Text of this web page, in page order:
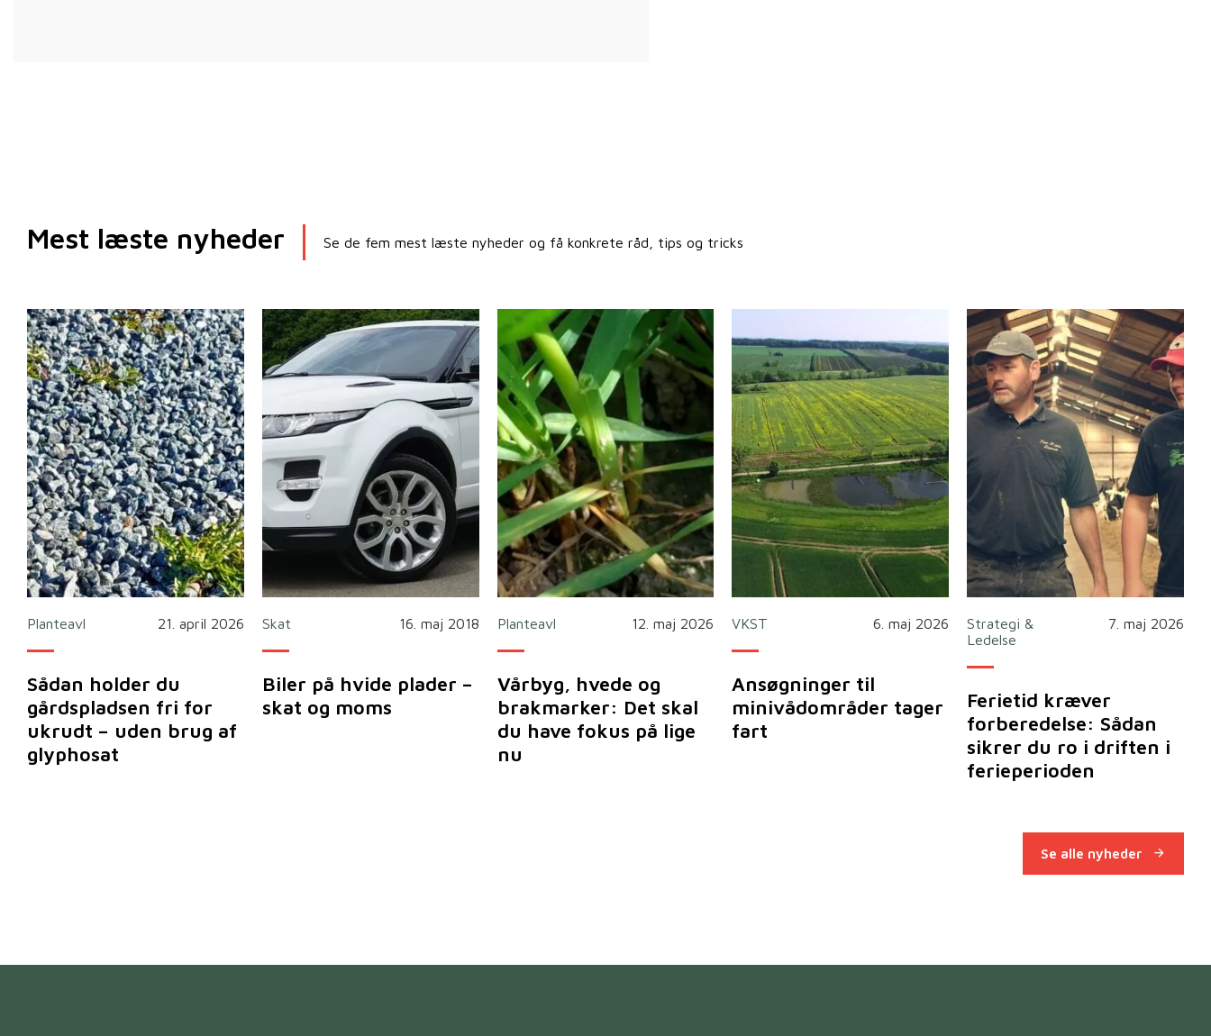
Mest læste nyheder Se de fem mest læste nyheder og få konkrete råd, tips og tricks
Planteavl 21. april 2026
Sådan holder du
gårdspladsen fri for
ukrudt – uden brug af
glyphosat
Skat 16. maj 2018
Biler på hvide plader –
skat og moms
Planteavl 12. maj 2026
Vårbyg, hvede og
brakmarker: Det skal
du have fokus på lige
nu
VKST 6. maj 2026
Ansøgninger til
minivådområder tager
fart
Strategi &
Ledelse
7. maj 2026
Ferietid kræver
forberedelse: Sådan
sikrer du ro i driften i
ferieperioden
Se alle nyheder